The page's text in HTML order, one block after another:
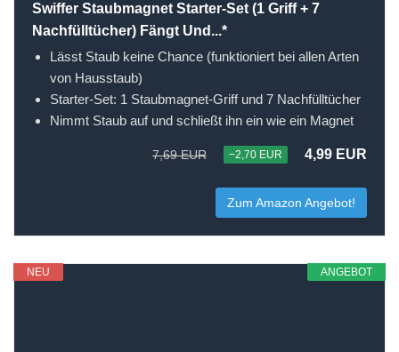
Swiffer Staubmagnet Starter-Set (1 Griff + 7
Nachfülltücher) Fängt Und...*
Lässt Staub keine Chance (funktioniert bei allen Arten
von Hausstaub)
Starter-Set: 1 Staubmagnet-Griff und 7 Nachfülltücher
Nimmt Staub auf und schließt ihn ein wie ein Magnet
7,69 EUR −2,70 EUR 4,99 EUR
Zum Amazon Angebot!
ANGEBOT
NEU